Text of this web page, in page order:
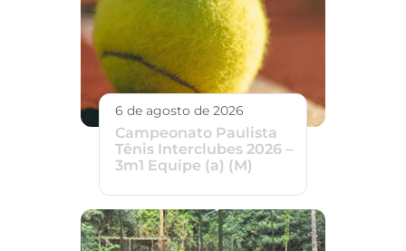
6 de agosto de 2026
Campeonato Paulista
Tênis Interclubes 2026 –
3m1 Equipe (a) (M)